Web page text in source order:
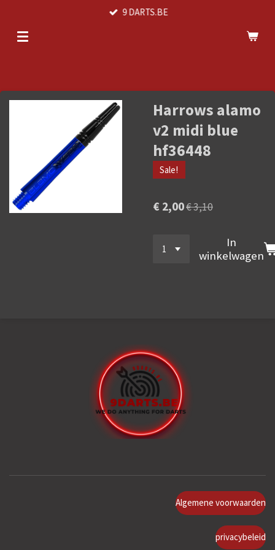
naar
9 DARTS.BE
Harrows alamo
v2 midi blue
hf36448
Sale!
€ 2,00€ 3,10
In
winkelwagen
Algemene voorwaarden
privacybeleid